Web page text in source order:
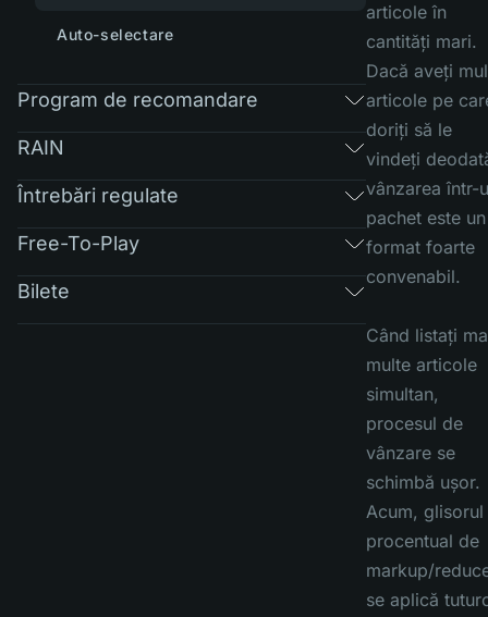
Auto-selectare
Program de recomandare
RAIN
Întrebări regulate
Free-To-Play
Bilete
articole în
cantități mari.
Dacă aveți
articole pe
doriți să le
vindeți
vânzarea într-
pachet este un
format foarte
convenabil.
Când listați
multe articole
simultan,
procesul de
vânzare se
schimbă ușor.
Acum, glisorul
procentual de
markup/
se aplică